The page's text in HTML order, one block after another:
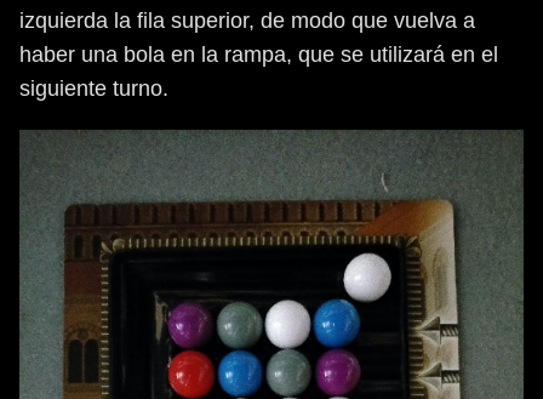
izquierda la fila superior, de modo que vuelva a
haber una bola en la rampa, que se utilizará en el
siguiente turno.